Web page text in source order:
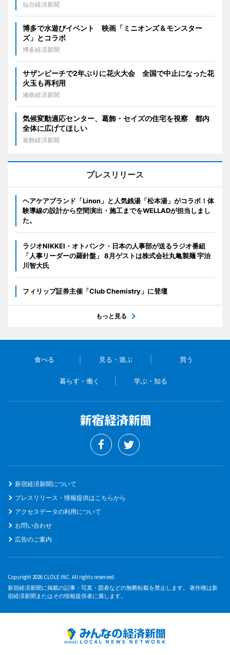
仙台経済新聞
博多で水遊びイベント 映画「ミニオンズ＆モンスター
ズ」とコラボ
博多経済新聞
サザンビーチで2年ぶりに花火大会 全国で中止になった花
火玉も再利用
湘南経済新聞
気候変動適応センター、葛飾・セイズの住宅を視察 都内
全体に広げてほしい
葛飾経済新聞
プレスリリース
ヘアケアブランド「Linon」と人気銭湯「松本湯」がコラボ！体
験導線の設計から空間演出・施工までをWELLADが担当しまし
た。
ラジオNIKKEI・オトバンク・日本の人事部が送るラジオ番組
「人事リーダーの羅針盤」 8月ゲストは株式会社丸亀製麺 宇治
川智大氏
フィリップ証券主催「Club Chemistry」に登壇
もっと見る
食べる 見る・遊ぶ 買う
暮らす・働く 学ぶ・知る
新宿経済新聞について
プレスリリース・情報提供はこちらから
アクセスデータの利用について
お問い合わせ
広告のご案内
Copyright 2026 CLOLE INC. All rights reserved.
新宿経済新聞に掲載の記事・写真・図表などの無断転載を禁止します。 著作権は新
宿経済新聞またはその情報提供者に属します。